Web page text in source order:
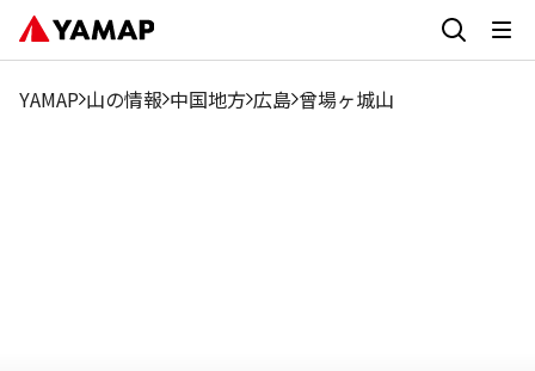
YAMAP 山の情報 中国地方 広島 曾場ヶ城山
1月 2月 3月 8月 9月